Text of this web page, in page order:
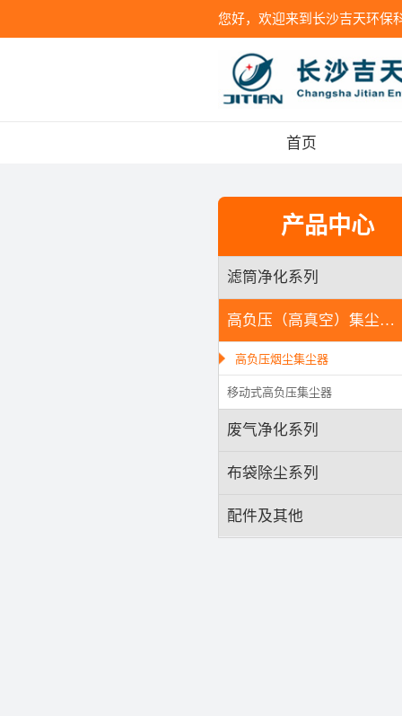
您好，欢迎来到长沙吉天环保
首页
产品中心
滤筒净化系列
高负压（高真空）集尘系
高负压烟尘集尘器
移动式高负压集尘器
废气净化系列
布袋除尘系列
配件及其他